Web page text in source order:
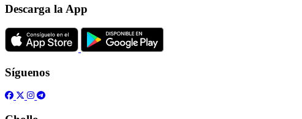
Descarga la App
Síguenos